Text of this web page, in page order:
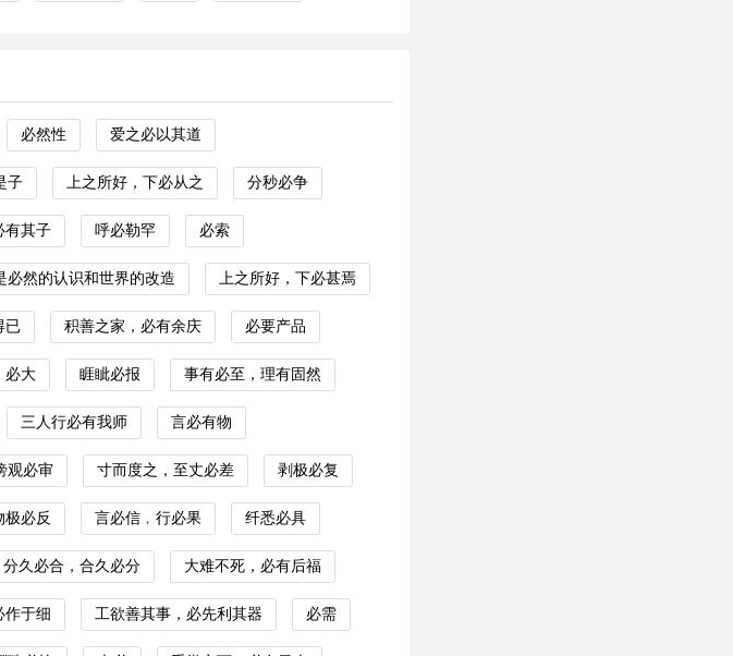
必然性 爱之必以其道
子 上之所好，下必从之 分秒必争
有其子 呼必勒罕 必索
必然的认识和世界的改造 上之所好，下必甚焉
已 积善之家，必有余庆 必要产品
必大 睚眦必报 事有必至，理有固然
三人行必有我师 言必有物
观必审 寸而度之，至丈必差 剥极必复
极必反 言必信﹐行必果 纤悉必具
分久必合，合久必分 大难不死，必有后福
作于细 工欲善其事，必先利其器 必需